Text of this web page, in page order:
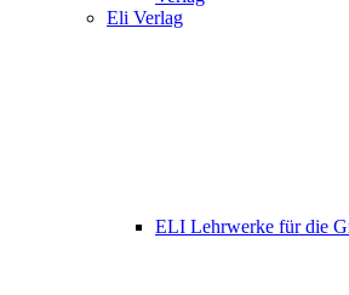
Eli Verlag
ELI Lehrwerke für die